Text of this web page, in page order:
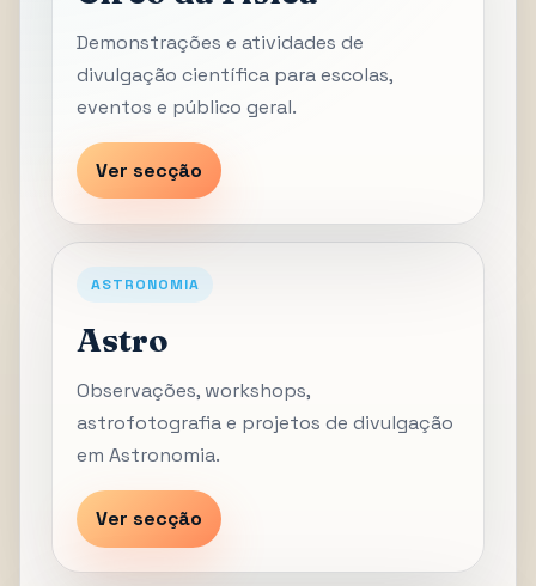
Demonstrações e atividades de
divulgação científica para escolas,
eventos e público geral.
Ver secção
ASTRONOMIA
Astro
Observações, workshops,
astrofotografia e projetos de divulgação
em Astronomia.
Ver secção